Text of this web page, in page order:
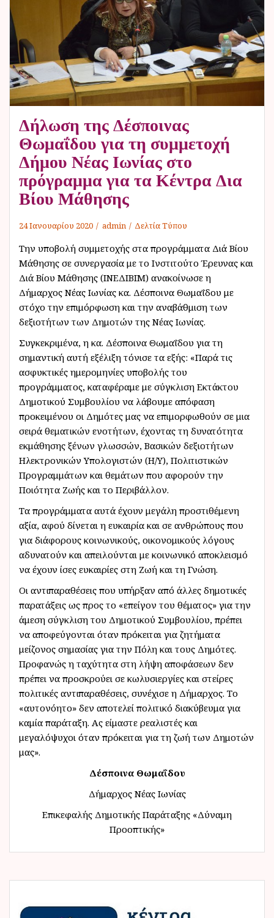
Δήλωση της Δέσποινας
Θωμαΐδου για τη συμμετοχή
Δήμου Νέας Ιωνίας στο
πρόγραμμα για τα Κέντρα Δια
Βίου Μάθησης
24 Ιανουαρίου 2020 admin Δελτία Τύπου
Την υποβολή συμμετοχής στα προγράμματα Διά Βίου
Μάθησης σε συνεργασία με το Ινστιτούτο Έρευνας και
Διά Βίου Μάθησης (ΙΝΕΔΙΒΙΜ) ανακοίνωσε η
Δήμαρχος Νέας Ιωνίας κα. Δέσποινα Θωμαΐδου με
στόχο την επιμόρφωση και την αναβάθμιση των
δεξιοτήτων των Δημοτών της Νέας Ιωνίας.
Συγκεκριμένα, η κα. Δέσποινα Θωμαΐδου για τη
σημαντική αυτή εξέλιξη τόνισε τα εξής: «Παρά τις
ασφυκτικές ημερομηνίες υποβολής του
προγράμματος, καταφέραμε με σύγκλιση Εκτάκτου
Δημοτικού Συμβουλίου να λάβουμε απόφαση
προκειμένου οι Δημότες μας να επιμορφωθούν σε μια
σειρά θεματικών ενοτήτων, έχοντας τη δυνατότητα
εκμάθησης ξένων γλωσσών, Βασικών δεξιοτήτων
Ηλεκτρονικών Υπολογιστών (Η/Υ), Πολιτιστικών
Προγραμμάτων και θεμάτων που αφορούν την
Ποιότητα Ζωής και το Περιβάλλον.
Τα προγράμματα αυτά έχουν μεγάλη προστιθέμενη
αξία, αφού δίνεται η ευκαιρία και σε ανθρώπους που
για διάφορους κοινωνικούς, οικονομικούς λόγους
αδυνατούν και απειλούνται με κοινωνικό αποκλεισμό
να έχουν ίσες ευκαιρίες στη Ζωή και τη Γνώση.
Οι αντιπαραθέσεις που υπήρξαν από άλλες δημοτικές
παρατάξεις ως προς το «επείγον του θέματος» για την
άμεση σύγκλιση του Δημοτικού Συμβουλίου, πρέπει
να αποφεύγονται όταν πρόκειται για ζητήματα
μείζονος σημασίας για την Πόλη και τους Δημότες.
Προφανώς η ταχύτητα στη λήψη αποφάσεων δεν
πρέπει να προσκρούει σε κωλυσιεργίες και στείρες
πολιτικές αντιπαραθέσεις, συνέχισε η Δήμαρχος. Το
«αυτονόητο» δεν αποτελεί πολιτικό διακύβευμα για
καμία παράταξη. Ας είμαστε ρεαλιστές και
μεγαλόψυχοι όταν πρόκειται για τη ζωή των Δημοτών
μας».
Δέσποινα Θωμαΐδου
Δήμαρχος Νέας Ιωνίας
Επικεφαλής Δημοτικής Παράταξης «Δύναμη
Προοπτικής»